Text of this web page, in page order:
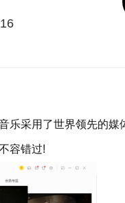
采用了世界领先的媒
容错过!